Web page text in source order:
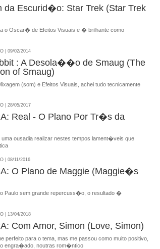
da Escurid�o: Star Trek (Star Trek
o Oscar� de Efeitos Visuais e � brilhante como
| 09/02/2014
: A Desola��o de Smaug (The
of Smaug)
(som) e Efeitos Visuais, achei tudo tecnicamente
| 28/05/2017
Real - O Plano Por Tr�s da
ousadia realizar nestes tempos lament�veis que
| 08/11/2016
O Plano de Maggie (Maggie�s
Paulo sem grande repercuss�o, o resultado �
| 13/04/2018
Com Amor, Simon (Love, Simon)
perfeito para o tema, mas me passou como muito positivo,
engra�ado, noutras rom�ntico